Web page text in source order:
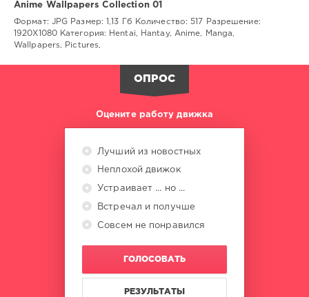
Anime Wallpapers Collection 01
Формат: JPG Размер: 1,13 Гб Количество: 517 Разрешение:
1920Х1080 Категория: Hentai, Hantay, Anime, Manga,
Wallpapers, Pictures,
ОПРОС
Оцените работу движка
Лучший из новостных
Неплохой движок
Устраивает ... но ...
Встречал и получше
Совсем не понравился
ГОЛОСОВАТЬ
РЕЗУЛЬТАТЫ